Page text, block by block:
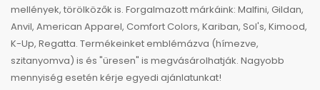
mellények, törölközők is. Forgalmazott márkáink: Malfini, Gildan,
Anvil, American Apparel, Comfort Colors, Kariban, Sol's, Kimood,
K-Up, Regatta. Termékeinket emblémázva (hímezve,
szitanyomva) is és "üresen" is megvásárolhatják. Nagyobb
mennyiség esetén kérje egyedi ajánlatunkat!